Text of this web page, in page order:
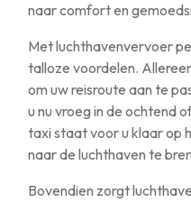
naar comfort en
Met luchthavenvervoer
talloze voordelen.
om uw reisroute aan te
u nu vroeg in de ochtend
taxi staat voor u klaar op
naar de luchthaven te
Bovendien zorgt